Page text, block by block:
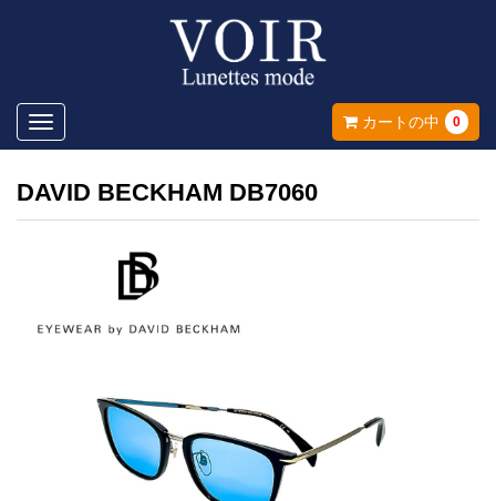
Toggle
navigation
カートの中 0
DAVID BECKHAM DB7060